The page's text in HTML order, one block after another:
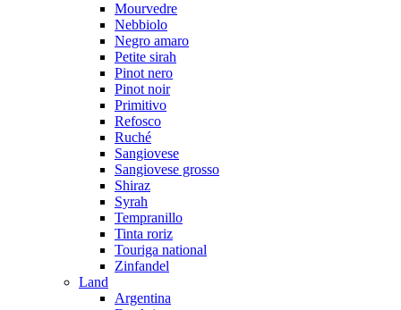
Mourvedre
Nebbiolo
Negro amaro
Petite sirah
Pinot nero
Pinot noir
Primitivo
Refosco
Ruché
Sangiovese
Sangiovese grosso
Shiraz
Syrah
Tempranillo
Tinta roriz
Touriga national
Zinfandel
Land
Argentina